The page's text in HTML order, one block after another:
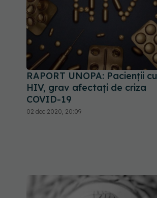
RAPORT UNOPA: Pacienții cu
HIV, grav afectați de criza
COVID-19
02 dec 2020, 20:09